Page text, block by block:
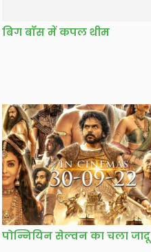
बिग बॉस में कपल थीम
पोन्नियिन सेल्वन का चला जादू